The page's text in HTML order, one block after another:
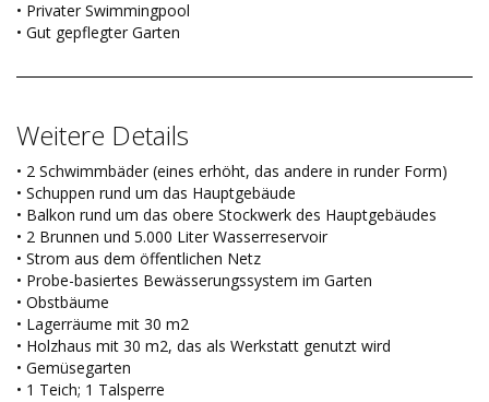
• Privater Swimmingpool
• Gut gepflegter Garten
Weitere Details
• 2 Schwimmbäder (eines erhöht, das andere in runder Form)
• Schuppen rund um das Hauptgebäude
• Balkon rund um das obere Stockwerk des Hauptgebäudes
• 2 Brunnen und 5.000 Liter Wasserreservoir
• Strom aus dem öffentlichen Netz
• Probe-basiertes Bewässerungssystem im Garten
• Obstbäume
• Lagerräume mit 30 m2
• Holzhaus mit 30 m2, das als Werkstatt genutzt wird
• Gemüsegarten
• 1 Teich; 1 Talsperre